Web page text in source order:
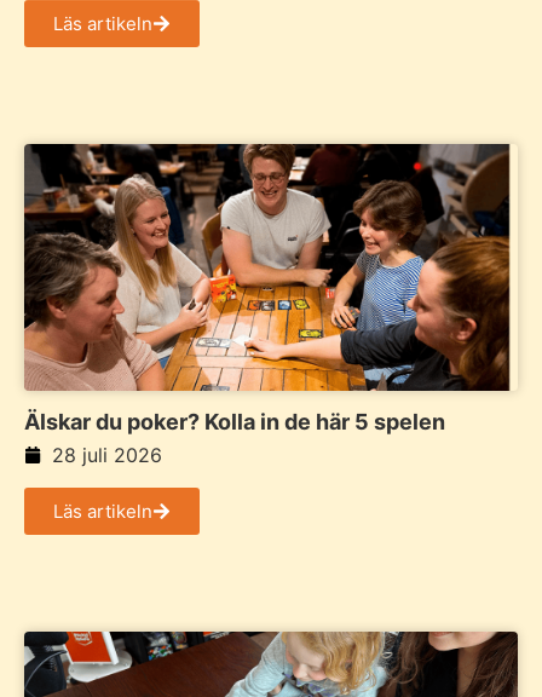
Läs artikeln
Älskar du poker? Kolla in de här 5 spelen
28 juli 2026
Läs artikeln